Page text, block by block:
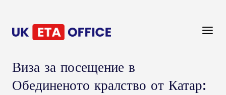
Виза за посещение в
Обединеното кралство от Катар: